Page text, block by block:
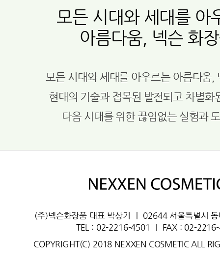
모든 시대와 세대를 아
아름다움, 넥슨 화
모든 시대와 세대를 아우르는 아름다움,
현대의 기술과 접목된 발전되고 차별화
다음 시대를 위한 끊임없는 실험과
(주)넥슨화장품 대표 박상기
02644 서울특별시
TEL : 02-2216-4501
FAX : 02-
COPYRIGHT(C) 2018 NEXXEN COSMETIC ALL